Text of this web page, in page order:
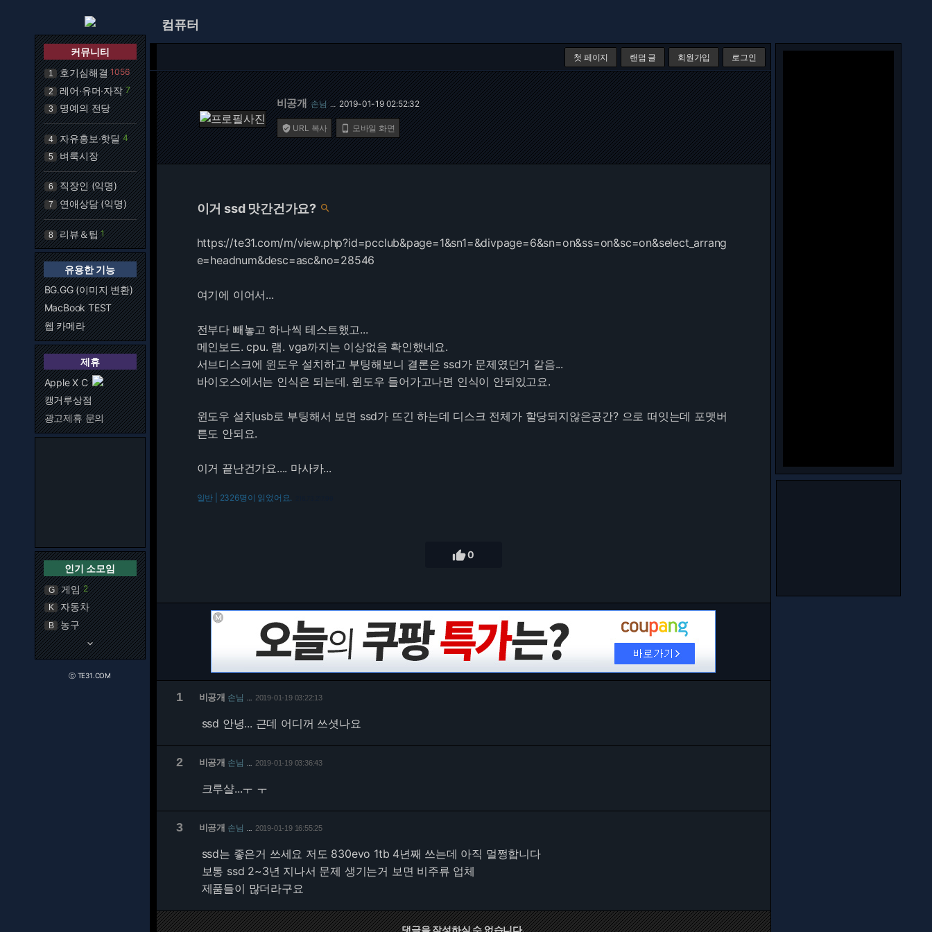
커뮤니티
1 호기심해결 1056
2 레어·유머·자작 7
3 명예의 전당
4 자유홍보·핫딜 4
5 벼룩시장
6 직장인 (익명)
7 연애상담 (익명)
8 리뷰＆팁 1
유용한 기능
BG.GG (이미지 변환)
MacBook TEST
웹 카메라
제휴
Apple X C
캥거루상점
광고제휴 문의
인기 소모임
G 게임 2
K 자동차
B 농구
keyboard_arrow_down
ⓒ TE31.COM
컴퓨터
첫 페이지 랜덤 글 회원가입 로그인
비공개 손님 … 2019-01-19 02:52:32
 URL 복사  모바일 화면
이거 ssd 맛간건가요? 
https://te31.com/m/view.php?id=pcclub&page=1&sn1=&divpage=6&sn=on&ss=on&sc=on&select_arrang
e=headnum&desc=asc&no=28546
여기에 이어서...
전부다 빼놓고 하나씩 테스트했고...
메인보드. cpu. 램. vga까지는 이상없음 확인했네요.
서브디스크에 윈도우 설치하고 부팅해보니 결론은 ssd가 문제였던거 같음...
바이오스에서는 인식은 되는데. 윈도우 들어가고나면 인식이 안되있고요.
윈도우 설치usb로 부팅해서 보면 ssd가 뜨긴 하는데 디스크 전체가 할당되지않은공간? 으로 떠잇는데 포맷버
튼도 안되요.
이거 끝난건가요.... 마사카...
일반 | 2326명이 읽었어요.
0
1 비공개 손님 2019-01-19 03:22:13
ssd 안녕... 근데 어디꺼 쓰셧나요
2 비공개 손님 2019-01-19 03:36:43
크루샬...ㅜ ㅜ
3 비공개 손님 2019-01-19 16:55:25
ssd는 좋은거 쓰세요 저도 830evo 1tb 4년째 쓰는데 아직 멀쩡합니다
보통 ssd 2~3년 지나서 문제 생기는거 보면 비주류 업체
제품들이 많더라구요
댓글을 작성하실 수 없습니다.